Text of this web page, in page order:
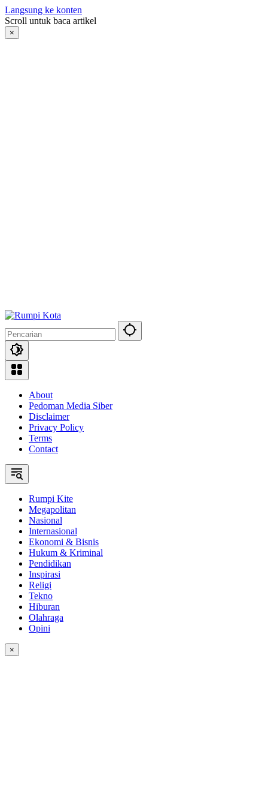
Langsung ke konten
Scroll untuk baca artikel
×
About
Pedoman Media Siber
Disclaimer
Privacy Policy
Terms
Contact
Rumpi Kite
Megapolitan
Nasional
Internasional
Ekonomi & Bisnis
Hukum & Kriminal
Pendidikan
Inspirasi
Religi
Tekno
Hiburan
Olahraga
Opini
×